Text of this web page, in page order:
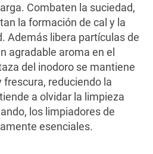
Combaten la suciedad,
la formación de cal y la
Además libera partículas de
agradable aroma en el
del inodoro se mantiene
reduciendo la
a olvidar la limpieza
los limpiadores de
esenciales.